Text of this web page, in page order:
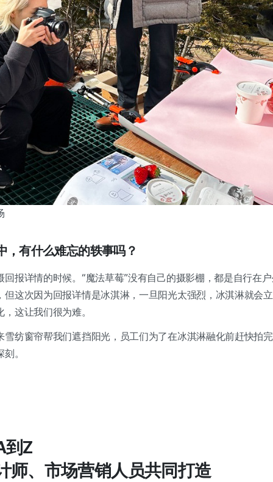
，有什么难忘的轶事吗？
回报详情的时候。“魔法草莓”没有自己的摄影棚，都是自行在
但这次因为回报详情是冰淇淋，一旦阳光太强烈，冰淇淋就会
这让我们很为难。
雪纺窗帘帮我们遮挡阳光，员工们为了在冰淇淋融化前赶快拍
。
到Z
师、市场营销人员共同打造